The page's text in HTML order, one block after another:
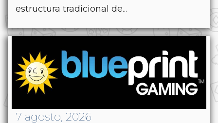
estructura tradicional de...
7 agosto, 2026